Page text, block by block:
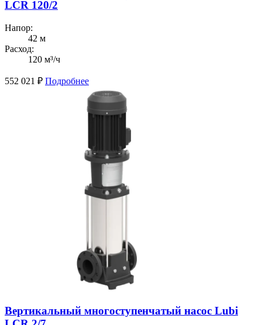
LCR 120/2
Напор:
42 м
Расход:
120 м³/ч
552 021 ₽ Подробнее
Вертикальный многоступенчатый насос Lubi